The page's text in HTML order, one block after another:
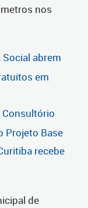
nos
abrem
em
Consultório
Projeto Base
recebe
de